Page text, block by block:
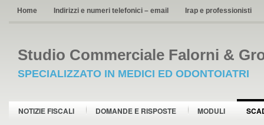
Home Indirizzi e numeri telefonici – email Irap e professionisti
Studio Commerciale Falorni &
SPECIALIZZATO IN MEDICI ED ODONTOIATRI
NOTIZIE FISCALI DOMANDE E RISPOSTE MODULI